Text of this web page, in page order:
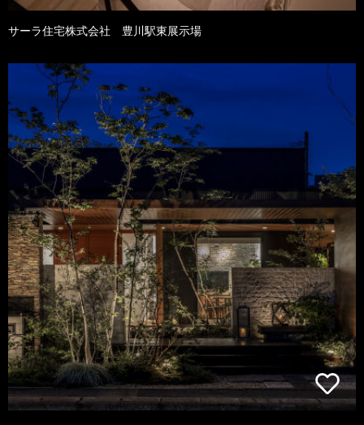
サーラ住宅株式会社 豊川駅東展示場